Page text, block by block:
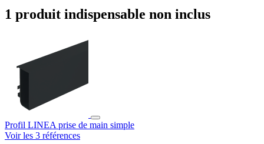
1 produit indispensable non inclus
Profil LINEA prise de main simple
Voir les 3 références